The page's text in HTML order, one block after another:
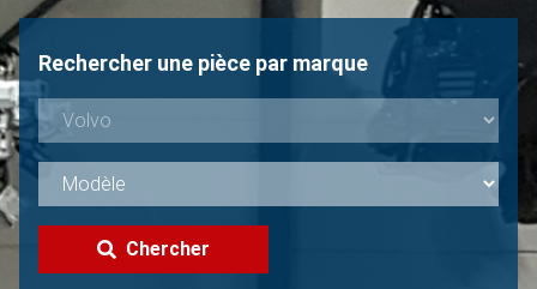
Non trouvée?
Rechercher une pièce par marque
Chercher